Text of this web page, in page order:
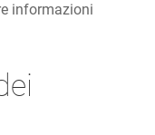
informazioni